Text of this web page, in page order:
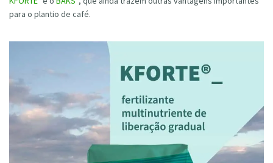
para o plantio de café.